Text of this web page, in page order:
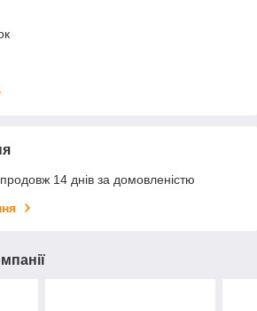
14 днів за домовленістю